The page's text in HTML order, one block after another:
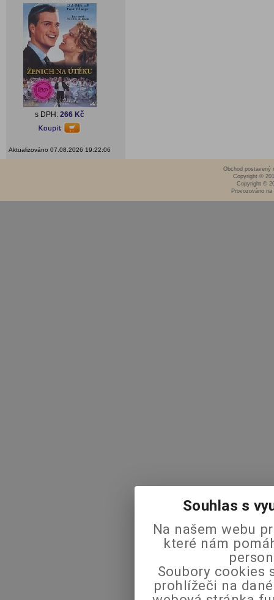
s DPH: 266 Kč
Aktualizováno 07.08.2026 19:22:06
Obchod postavený
Copyright ©
Copyright ©
Provozováno
Souhlas s
Na našem webu
které nám
Soubory cookies
prohlížeči na